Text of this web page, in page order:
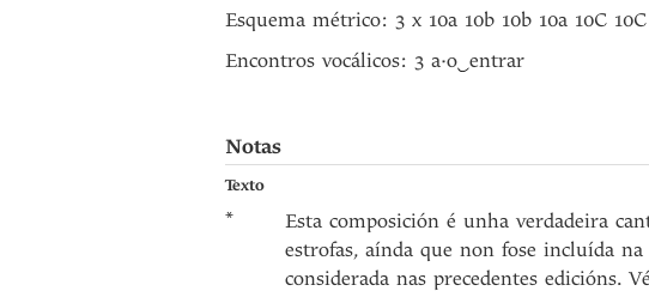
Esquema métrico: 3 x 10a 10b 10b 10a 10C
Encontros vocálicos: 3 a·o entrar
Notas
Texto
*
Esta composición é unha verdadeira
estrofas, aínda que non fose incluída na
considerada nas precedentes edicións.